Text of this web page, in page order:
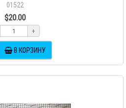
01522
$20.00
+
В КОРЗИНУ